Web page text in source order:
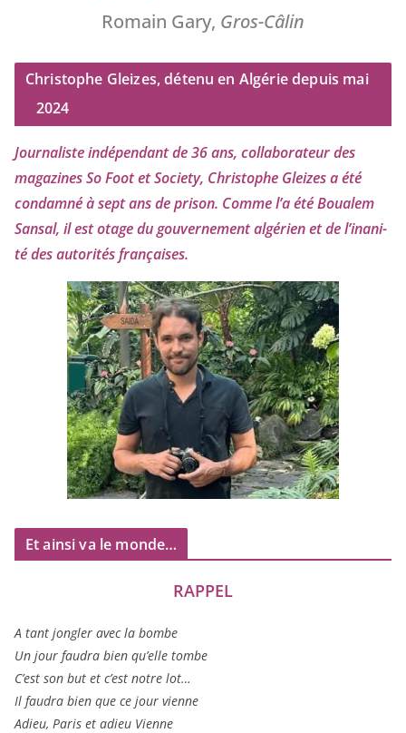
Romain Gary, Gros-Câlin
Christophe Gleizes, détenu en Algérie depuis mai
2024
Journaliste indé­pen­dant de36ans, col­la­bo­ra­teur des
maga­zines So Foot et Society, Christophe Gleizesa été
condam­né à sept ans de pri­son. Comme l’a été Boualem
Sansal, il est otage du gou­ver­ne­ment algé­rien et de l’i­na­ni­
té des auto­ri­tés françaises.
Et ainsi va le monde…
RAPPEL
A tant jon­gler avec la bombe
Un jour fau­dra bien qu’elle tombe
C’est son but et c’est notre lot…
Il fau­dra bien que ce jour vienne
Adieu, Paris et adieu Vienne